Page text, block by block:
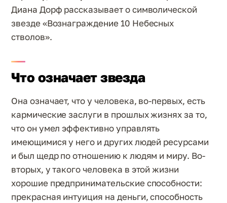
Диана Дорф рассказывает о символической
звезде «Вознаграждение 10 Небесных
стволов».
Что означает звезда
Она означает, что у человека, во-первых, есть
кармические заслуги в прошлых жизнях за то,
что он умел эффективно управлять
имеющимися у него и других людей ресурсами
и был щедр по отношению к людям и миру. Во-
вторых, у такого человека в этой жизни
хорошие предпринимательские способности:
прекрасная интуиция на деньги, способность